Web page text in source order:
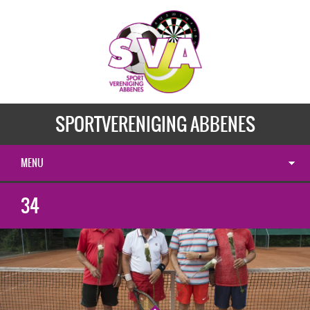
SPORTVERENIGING ABBENES
MENU
34